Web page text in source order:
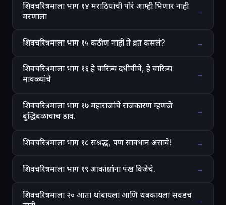
शिवचरित्रमाला भाग १४ मराठियांची पोरं आम्ही भिणार नाही
मरणाला
→
शिवचरित्रमाला भाग १५ कठीण नाही ते व्रत कसलं? →
शिवचरित्रमाला भाग १६ हे चारित्र्य दधीचीचे, हे चारित्र्य
मावळ्यांचे
→
शिवचरित्रमाला भाग १७ महाराजांचे राजकारण म्हणजे
बुद्धिबळाचाच डाव.
→
शिवचरित्रमाला भाग १८ सश्रद्ध, पण सावधान असावे! →
शिवचरित्रमाला भाग १९ आकांक्षांना पंख विजेचे. →
शिवचरित्रमाला २० आता थांबायला आणि थबकायला सवडच
→